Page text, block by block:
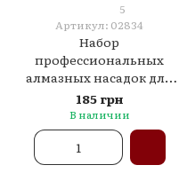
5
Артикул: 02834
Набор
профессиональных
алмазных насадок для
фрезера 7шт.
185 грн
В наличии